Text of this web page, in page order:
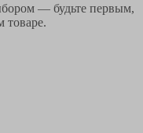
— будьте первым,
товаре.